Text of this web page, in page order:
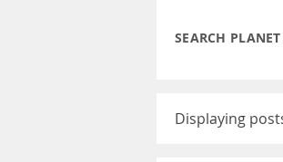
SEARCH
Displaying